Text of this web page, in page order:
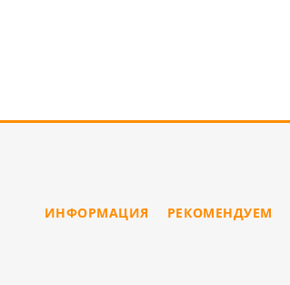
РЕКОМЕНДУЕМ
ИНФОРМАЦИЯ